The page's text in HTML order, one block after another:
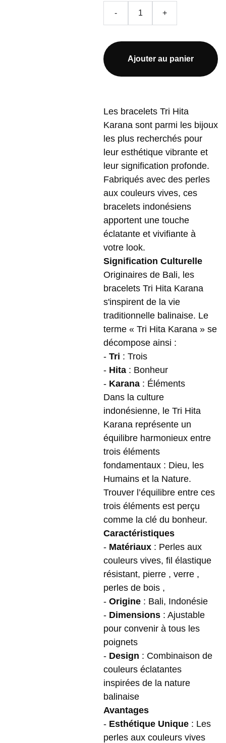
- +
Ajouter au panier
Les bracelets Tri Hita
Karana sont parmi les bijoux
les plus recherchés pour
leur esthétique vibrante et
leur signification profonde.
Fabriqués avec des perles
aux couleurs vives, ces
bracelets indonésiens
apportent une touche
éclatante et vivifiante à
votre look.
Signification Culturelle
Originaires de Bali, les
bracelets Tri Hita Karana
s'inspirent de la vie
traditionnelle balinaise. Le
terme « Tri Hita Karana » se
décompose ainsi :
- Tri : Trois
- Hita : Bonheur
- Karana : Éléments
Dans la culture
indonésienne, le Tri Hita
Karana représente un
équilibre harmonieux entre
trois éléments
fondamentaux : Dieu, les
Humains et la Nature.
Trouver l’équilibre entre ces
trois éléments est perçu
comme la clé du bonheur.
Caractéristiques
- Matériaux : Perles aux
couleurs vives, fil élastique
résistant, pierre , verre ,
perles de bois ,
- Origine : Bali, Indonésie
- Dimensions : Ajustable
pour convenir à tous les
poignets
- Design : Combinaison de
couleurs éclatantes
inspirées de la nature
balinaise
Avantages
- Esthétique Unique : Les
perles aux couleurs vives